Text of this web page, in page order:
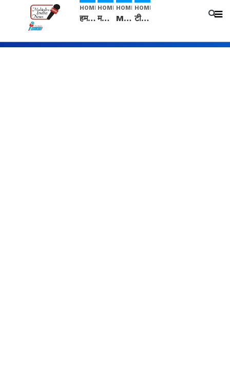
HOME
हम सनातनी..." सांसद kangana Ranaut से क्या बोली लड़की? Viral Jantar-Mantar | CJP protest
HOME
मनीषा हत्याकांड: हत्या, आत्महत्या या कोई बड़ा राज? | Full Story | Josh Haryana
HOME
Mangalsutra: हिंदू धर्म में शादी के बाद मंगलसूत्र क्यों पहनती है महिलाएं, किसने शुरु की ये परंपरा
HOME
टीम बीकेई ने एग्रीकल्चर ग्रेड की यूरिया खाद गट्टों में बदलकर टेक्निकल ग्रेड में बेचने वालों पर करवाई कार्रवाई: लखविंदर सिंह औलख